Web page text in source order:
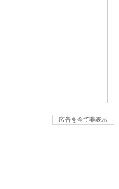
広告を全て非表示